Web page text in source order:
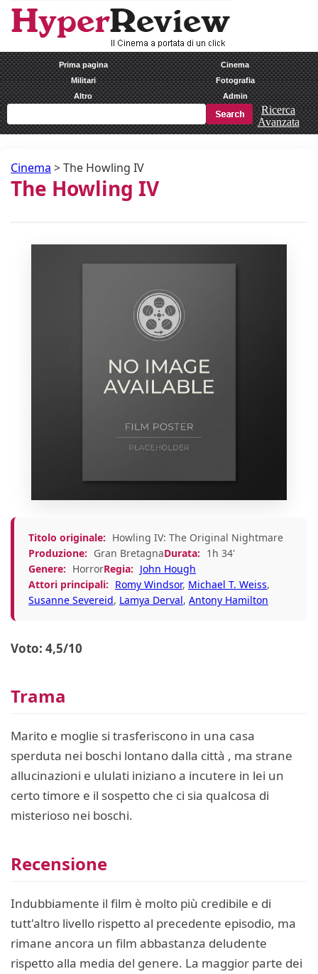
Prima pagina
Cinema
Militari
Fotografia
Altro
Admin
Ricerca
Avanzata
Cinema >The Howling IV
The Howling IV
Titolo originale: Howling IV: The Original Nightmare
Produzione: Gran BretagnaDurata: 1h 34'
Genere: HorrorRegia: John Hough
Attori principali: Romy Windsor, Michael T. Weiss,
Susanne Severeid, Lamya Derval, Antony Hamilton
Voto: 4,5/10
Trama
Marito e moglie si trasferiscono in una casa
sperduta nei boschi lontano dalla città , ma strane
allucinazioni e ululati iniziano a incutere in lei un
certo timore e il sospetto che ci sia qualcosa di
misterioso nei boschi.
Recensione
Indubbiamente il film è molto più credibile e di
tutt'altro livello rispetto al precedente episodio, ma
rimane ancora un film abbastanza deludente
rispetto alla media del genere. La maggior parte dei